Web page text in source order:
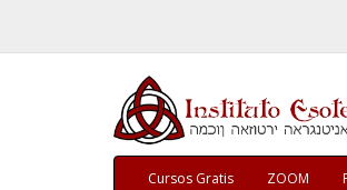
Cursos Gratis ZOOM